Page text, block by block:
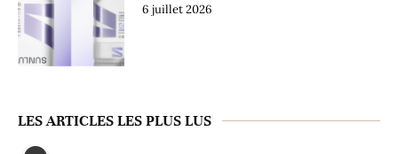
6 juillet 2026
LES ARTICLES LES PLUS LUS